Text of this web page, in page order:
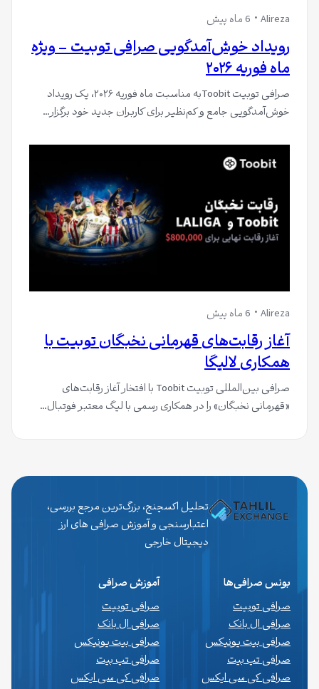
Alireza 6 ماه پیش
رویداد خوش‌آمدگویی صرافی توبیت – ویژه
ماه فوریه ۲۰۲۶
صرافی توبیت Toobitبه مناسبت ماه فوریه ۲۰۲۶، یک رویداد
خوش‌آمدگویی جامع و کم‌نظیر برای کاربران جدید خود برگزار…
Alireza 6 ماه پیش
آغاز رقابت‌های قهرمانی نخبگان توبیت با
همکاری لالیگا
صرافی بین‌المللی توبیت Toobit با افتخار آغاز رقابت‌های
«قهرمانی نخبگان» را در همکاری رسمی با لیگ معتبر فوتبال…
تحلیل اکسچنج، بزرگ‌ترین مرجع بررسی،
اعتبارسنجی و آموزش صرافی های ارز
دیجیتال خارجی
بونس صرافی‌ها
صرافی توبیت
صرافی ال بانک
صرافی بیت یونیکس
صرافی تپ بیت
صرافی کی سی ایکس
آموزش صرافی
صرافی توبیت
صرافی ال بانک
صرافی بیت یونیکس
صرافی تپ بیت
صرافی کی سی ایکس